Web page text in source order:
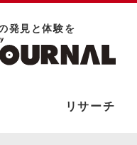
発⾒と体験を
リサーチ